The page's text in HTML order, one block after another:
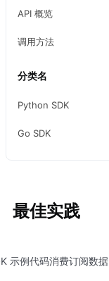
API 概览
调用方法
分类名
Python SDK
Go SDK
最佳实践
示例代码消费订阅数据